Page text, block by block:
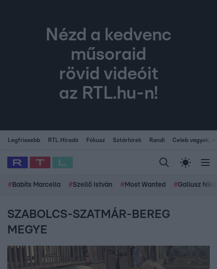
Nézd a kedvenc
műsoraid
rövid videóit
az RTL.hu-n!
Legfrissebb RTL Híradó Fókusz Sztárhírek Randi Celeb vagyok,
# Babits Marcella #Szellő István # Most Wanted #Gallusz
SZABOLCS-SZATMÁR-BEREG
MEGYE